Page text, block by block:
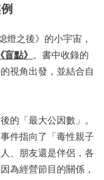
燈之後》的小宇宙，
《盲點》 。書中收錄的
視角出發，並結合自
的「最大公因數」。
件指向了「毒性親子
、朋友還是伴侶，各
為經營節目的關係，